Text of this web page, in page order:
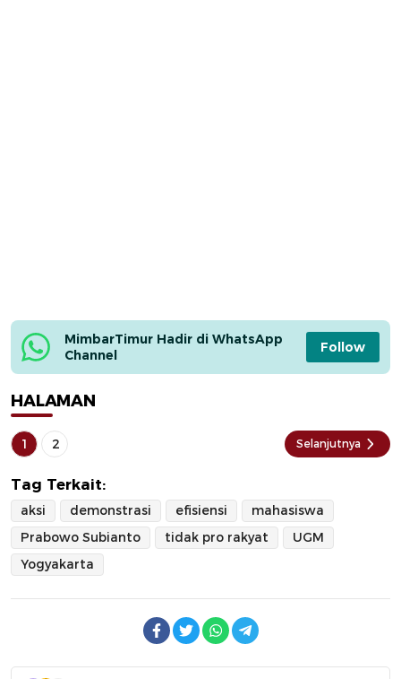
MimbarTimur Hadir di WhatsApp
Channel
Follow
HALAMAN
1 2 Selanjutnya
Tag Terkait:
aksi demonstrasi efisiensi
mahasiswa
Prabowo Subianto
tidak pro rakyat
UGM
Yogyakarta